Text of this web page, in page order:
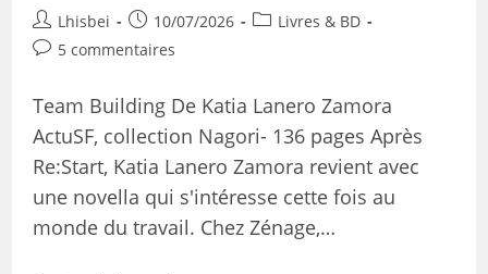
Lhisbei 10/07/2026
Livres & BD
5 commentaires
Team Building De Katia Lanero Zamora
ActuSF, collection Nagori- 136 pages Après
Re:Start, Katia Lanero Zamora revient avec
une novella qui s'intéresse cette fois au
monde du travail. Chez Zénage,…